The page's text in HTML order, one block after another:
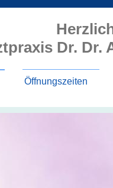
Dr. Dr.
Öffnungszeiten